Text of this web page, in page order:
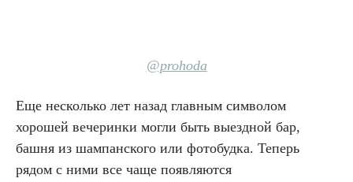
@prohoda
Еще несколько лет назад главным символом
хорошей вечеринки могли быть выездной бар,
башня из шампанского или фотобудка. Теперь
рядом с ними все чаще появляются